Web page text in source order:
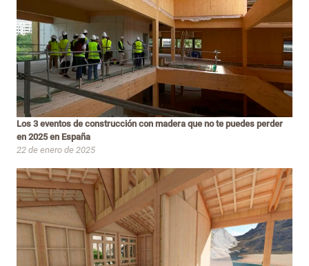
Los 3 eventos de construcción con madera que no te puedes perder
en 2025 en España
22 de enero de 2025